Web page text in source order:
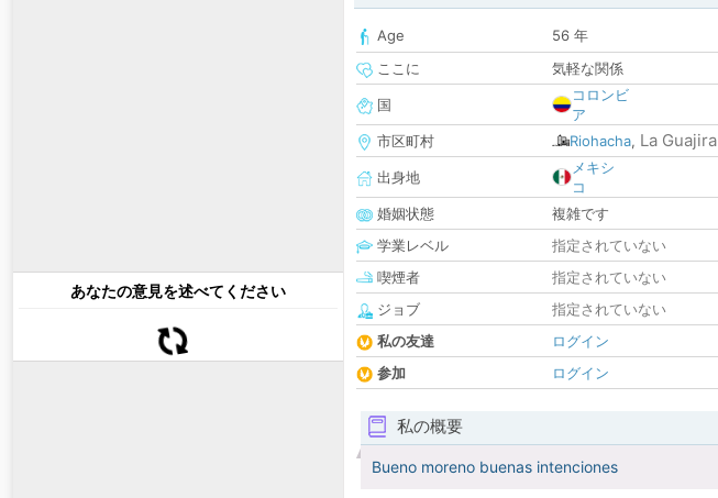
あなたの意見を述べてください
Age
56 年
ここに
気軽な関係
国
コロンビ
ア
市区町村
Riohacha, La Guajira
出身地
メキシ
コ
婚姻状態
複雑です
学業レベル
指定されていない
喫煙者
指定されていない
ジョブ
指定されていない
私の友達
ログイン
参加
ログイン
私の概要
Bueno moreno buenas intenciones